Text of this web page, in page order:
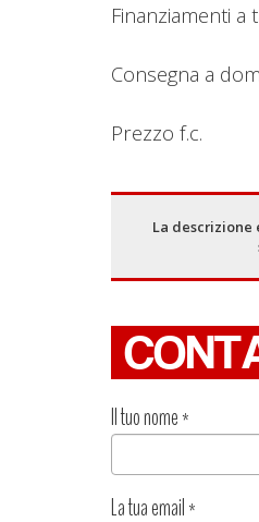
Finanziamenti a
Consegna a
Prezzo f.c.
La
Il tuo nome*
La tua email*